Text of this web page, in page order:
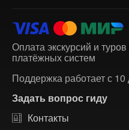
Оплата экскурсий и
платёжных систем
Поддержка работает с
Задать вопрос гиду
Контакты